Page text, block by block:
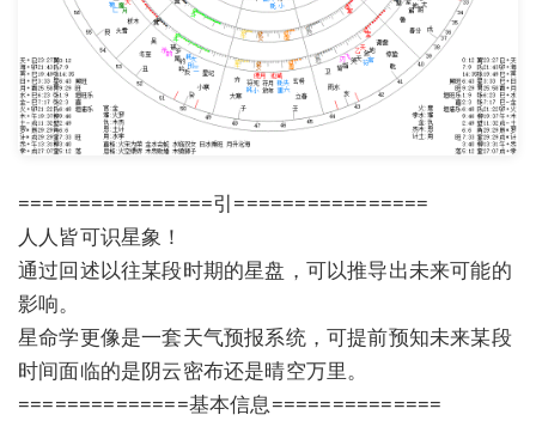
================引================
人人皆可识星象！
通过回述以往某段时期的星盘，可以推导出未来可能的
影响。
星命学更像是一套天气预报系统，可提前预知未来某段
时间面临的是阴云密布还是晴空万里。
==============基本信息==============